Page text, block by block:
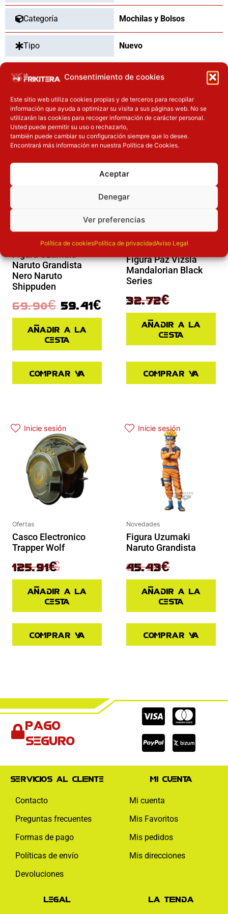
Consentimiento de cookies
Este sitio web utiliza cookies propias y de terceros para recopilar
información que ayuda a optimizar su visita a sus páginas web. No se
utilizarán las cookies para recoger información de carácter personal.
Usted puede permitir su uso o rechazarlo,
también puede cambiar su configuración siempre que lo desee.
Encontrará más información en nuestra Política de Cookies.
Aceptar
Denegar
Ver preferencias
Política de cookiesPolítica de privacidadAviso Legal
Categoría Mochilas y Bolsos
Tipo Nuevo
OTROS PRODUCTOS QUE TE
PUEDEN INTERESAR
Inicie sesión
Novedades
Naruto Grandista
Nero Naruto
Shippuden
69.90€
El precio original era: 69.90€.
59.41€
El precio actual es: 59.41€.
Añadir a la
cesta
Comprar ya
Inicie sesión
Novedades
Figura Paz Vizsla
Mandalorian Black
Series
40.90€
El precio original era: 40.90€.
32.72€
El precio actual es: 32.72€.
Añadir a la
cesta
Comprar ya
Inicie sesión
Ofertas
Casco Electronico
Trapper Wolf
139.90€
125.91€
Añadir a la
cesta
Comprar ya
Inicie sesión
Novedades
Figura Uzumaki
Naruto Grandista
64.90€
45.43€
Añadir a la
cesta
Comprar ya
Pago
seguro
Cc-
visa
Cc-
Cc-
paypal
Servicios al cliente
Contacto
Preguntas frecuentes
Formas de pago
Políticas de envío
Devoluciones
Mi cuenta
Mi cuenta
Mis Favoritos
Mis pedidos
Mis direcciones
Legal La tienda